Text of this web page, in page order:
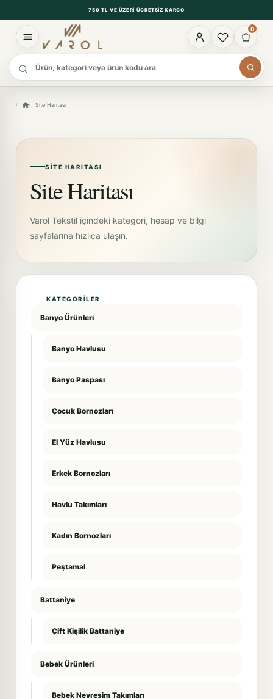
750 TL VE ÜZERI ÜCRETSIZ KARGO
0
Ürün ara
Site Haritası
SITE HARITASI
Site Haritası
Varol Tekstil içindeki kategori, hesap ve bilgi
sayfalarına hızlıca ulaşın.
KATEGORILER
Banyo Ürünleri
Banyo Havlusu
Banyo Paspası
Çocuk Bornozları
El Yüz Havlusu
Erkek Bornozları
Havlu Takımları
Kadın Bornozları
Peştamal
Battaniye
Çift Kişilik Battaniye
Bebek Ürünleri
Bebek Nevresim Takımları